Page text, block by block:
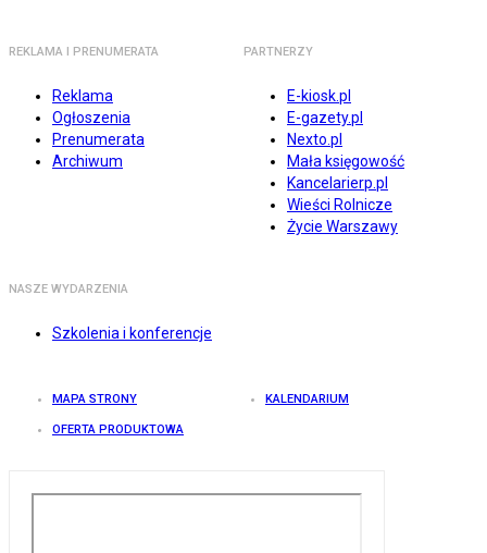
REKLAMA I PRENUMERATA
Reklama
Ogłoszenia
Prenumerata
Archiwum
PARTNERZY
E-kiosk.pl
E-gazety.pl
Nexto.pl
Mała księgowość
Kancelarierp.pl
Wieści Rolnicze
Życie Warszawy
NASZE WYDARZENIA
Szkolenia i konferencje
MAPA STRONY KALENDARIUM
OFERTA PRODUKTOWA